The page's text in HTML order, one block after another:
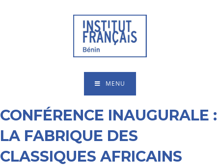
MENU
CONFÉRENCE INAUGURALE :
LA FABRIQUE DES
CLASSIQUES AFRICAINS